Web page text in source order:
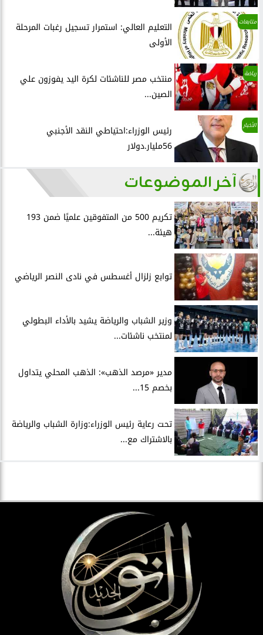
متابعات
التعليم العالي: استمرار تسجيل رغبات المرحلة
الأولى
رياضة
منتخب مصر للناشئات لكرة اليد يفوزون علي
الصين...
الأخبار
رئيس الوزراء:احتياطي النقد الأجنبي
56مليار.دولار
آخر الموضوعات
تكريم 500 من المتفوقين علميًا ضمن 193
هيئة...
توابع زلزال أغسطس في نادى النصر الرياضي
وزير الشباب والرياضة يشيد بالأداء البطولي
لمنتخب ناشئات...
مدير «مرصد الذهب»: الذهب المحلي يتداول
بخصم 15...
تحت رعاية رئيس الوزراء:وزارة الشباب والرياضة
بالاشتراك مع...